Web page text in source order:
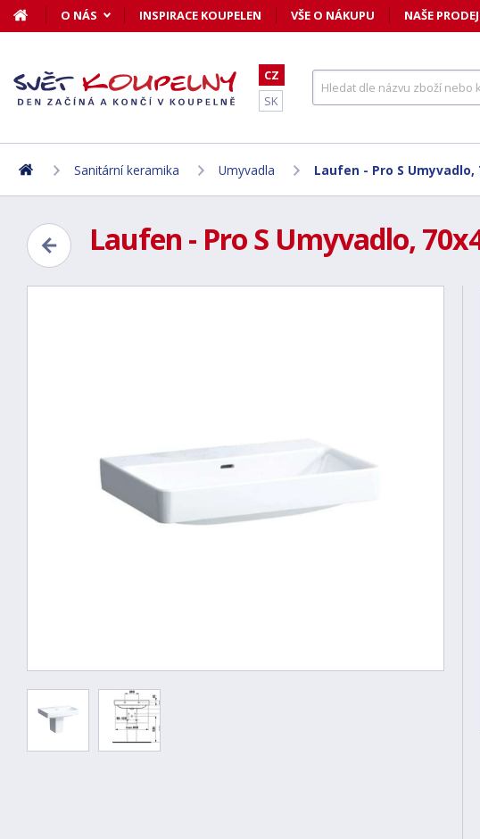
O NÁS INSPIRACE KOUPELEN VŠE O NÁKUPU NAŠE
CZ
SK
Sanitární keramika Umyvadla Laufen - Pro S
Laufen - Pro S Umyvadlo,